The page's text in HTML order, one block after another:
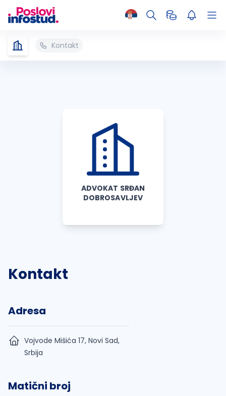
Kontakt
ADVOKAT SRĐAN
DOBROSAVLJEV
Kontakt
Adresa
Vojvode Mišića 17, Novi Sad,
Srbija
Matični broj